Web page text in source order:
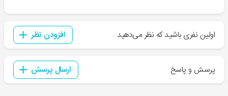
اولین نفری باشید که نظر می‌دهید افزودن نظر
پرسش و پاسخ ارسال پرسش